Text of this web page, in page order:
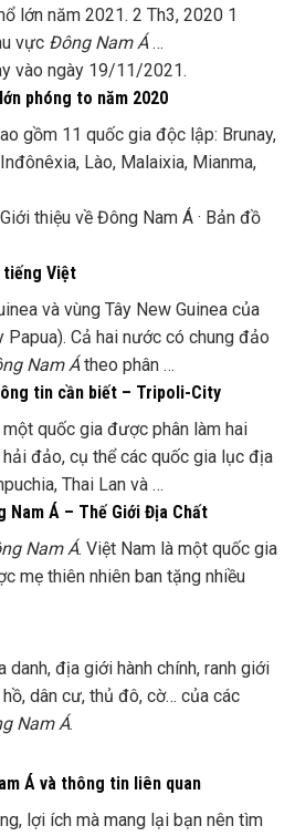
lớn năm 2021. 2 Th3, 2020 1
vực Đông Nam Á…
vào ngày 19/11/2021.
phóng to năm 2020
gồm 11 quốc gia độc lập: Brunay,
Lào, Malaixia, Mianma,
thiệu về Đông Nam Á · ‎Bản đồ
tiếng Việt
và vùng Tây New Guinea của
Papua). Cả hai nước có chung đảo
Nam Átheo phân …
tin cần biết – Tripoli-City
quốc gia được phân làm hai
đảo, cụ thể các quốc gia lục địa
Thai Lan và …
Nam Á – Thế Giới Địa Chất
Nam Á. Việt Nam là một quốc gia
mẹ thiên nhiên ban tặng nhiều
địa giới hành chính, ranh giới
dân cư, thủ đô, cờ… của các
Nam Á.
Á và thông tin liên quan
lợi ích mà mang lại bạn nên tìm